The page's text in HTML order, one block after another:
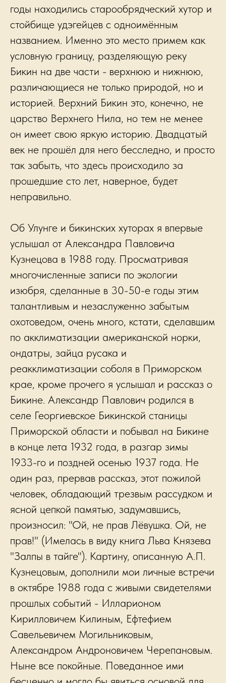
годы находились старообрядческий хутор и
стойбище удэгейцев с одноимённым
названием. Именно это место примем как
условную границу, разделяющую реку
Бикин на две части - верхнюю и нижнюю,
различающиеся не только природой, но и
историей. Верхний Бикин это, конечно, не
царство Верхнего Нила, но тем не менее
он имеет свою яркую историю. Двадцатый
век не прошёл для него бесследно, и просто
так забыть, что здесь происходило за
прошедшие сто лет, наверное, будет
неправильно.
Об Улунге и бикинских хуторах я впервые
услышал от Александра Павловича
Кузнецова в 1988 году. Просматривая
многочисленные записи по экологии
изюбря, сделанные в 30-50-е годы этим
талантливым и незаслуженно забытым
охотоведом, очень много, кстати, сделавшим
по акклиматизации американской норки,
ондатры, зайца русака и
реакклиматизации соболя в Приморском
крае, кроме прочего я услышал и рассказ о
Бикине. Александр Павлович родился в
селе Георгиевское Бикинской станицы
Приморской области и побывал на Бикине
в конце лета 1932 года, в разгар зимы
1933-го и поздней осенью 1937 года. Не
один раз, прервав рассказ, этот пожилой
человек, обладающий трезвым рассудком и
ясной цепкой памятью, задумавшись,
произносил: "Ой, не прав Лёвушка. Ой, не
прав!" (Имелась в виду книга Льва Князева
"Залпы в тайге"). Картину, описанную А.П.
Кузнецовым, дополнили мои личные встречи
в октябре 1988 года с живыми свидетелями
прошлых событий - Илларионом
Кирилловичем Килиным, Ефтефием
Савельевичем Могильниковым,
Александром Андроновичем Черепановым.
Ныне все покойные. Поведанное ими